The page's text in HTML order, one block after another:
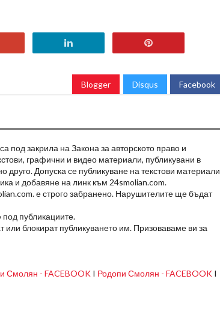
Blogger Disqus Facebook
под закрила на Закона за авторското право и
графични и видео материали, публикувани в
друго. Допуска се публикуване на текстови материали
и добавяне на линк към 24smolian.com.
е строго забранено. Нарушителите ще бъдат
публикациите.
блокират публикуването им. Призоваваме ви за
Смолян - FACEBOOK I Родопи Смолян - FACEBOOK I